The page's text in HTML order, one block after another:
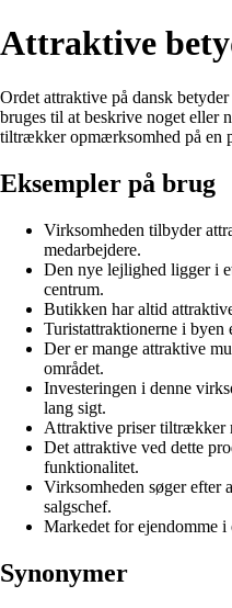
Attraktive
Ordet attraktive på dansk
bruges til at beskrive noget eller
tiltrækker opmærksomhed på en
Eksempler på brug
Virksomheden tilbyder
medarbejdere.
Den nye lejlighed ligger i
centrum.
Butikken har altid
Turistattraktionerne i byen
Der er mange attraktive
området.
Investeringen i denne
lang sigt.
Attraktive priser tiltrækker
Det attraktive ved dette
funktionalitet.
Virksomheden søger efter
salgschef.
Markedet for ejendomme i
Synonymer